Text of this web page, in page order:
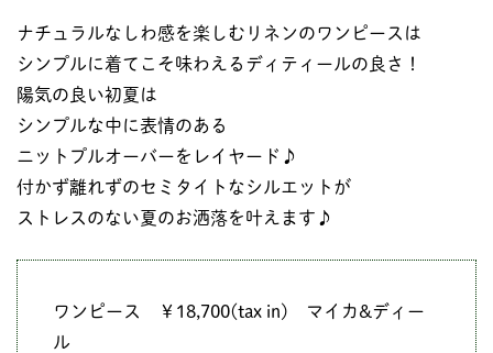
ナチュラルなしわ感を楽しむリネンのワンピースは
シンプルに着てこそ味わえるディティールの良さ！
陽気の良い初夏は
シンプルな中に表情のある
ニットプルオーバーをレイヤード♪
付かず離れずのセミタイトなシルエットが
ストレスのない夏のお洒落を叶えます♪
ワンピース ￥18,700(tax in) マイカ&ディー
ル